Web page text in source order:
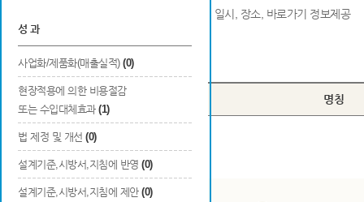
성 과
사업화/제품화(매출실적) (0)
현장적용에 의한 비용절감
또는 수입대체효과 (1)
법 제정 및 개선 (0)
설계기준,시방서,지침에 반영 (0)
설계기준,시방서,지침에 제안 (0)
※ 연구개발 관련 홍보에 대한 번호, 구분, 명칭, 일시, 장소, 바로가기 정보제공
Total0건
번호 구분 명칭